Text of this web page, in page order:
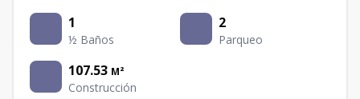
1
½ Baños
2
Parqueo
107.53 M²
Construcción